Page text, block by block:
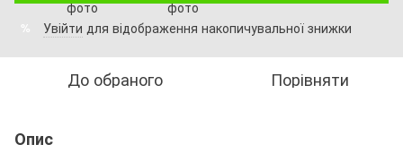
% Увійти для відображення накопичувальної знижки
До обраного Порівняти
Опис